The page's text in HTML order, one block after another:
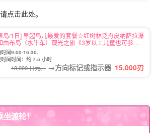
点击此处。
岛/1日] 早起鸟儿最爱的套餐☆红树林泛舟皮纳萨拉瀑
由布岛（水牛车）观光之旅《3岁以上儿童也可参
！
时间9:00-16:30.
间时间：约 7.5 小时
18,000 日元。 →方向标记或指示器 15,000刃
渡轮！